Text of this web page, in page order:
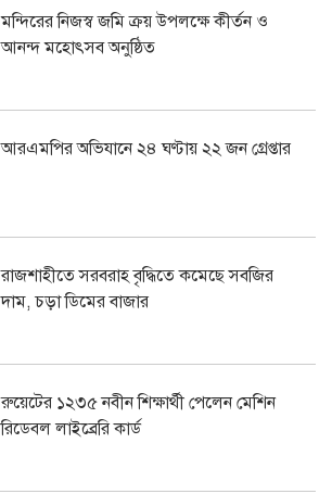
মন্দিরের নিজস্ব জমি ক্রয় উপলক্ষে কীর্তন ও
আনন্দ মহোৎসব অনুষ্ঠিত
আরএমপির অভিযানে ২৪ ঘণ্টায় ২২ জন গ্রেপ্তার
রাজশাহীতে সরবরাহ বৃদ্ধিতে কমেছে সবজির
দাম, চড়া ডিমের বাজার
রুয়েটের ১২৩৫ নবীন শিক্ষার্থী পেলেন মেশিন
রিডেবল লাইব্রেরি কার্ড